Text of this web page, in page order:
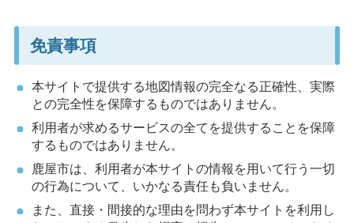
免責事項
本サイトで提供する地図情報の完全なる正確性、実際
との完全性を保障するものではありません。
利用者が求めるサービスの全てを提供することを保障
するものではありません。
鹿屋市は、利用者が本サイトの情報を用いて行う一切
の行為について、いかなる責任も負いません。
また、直接・間接的な理由を問わず本サイトを利用し